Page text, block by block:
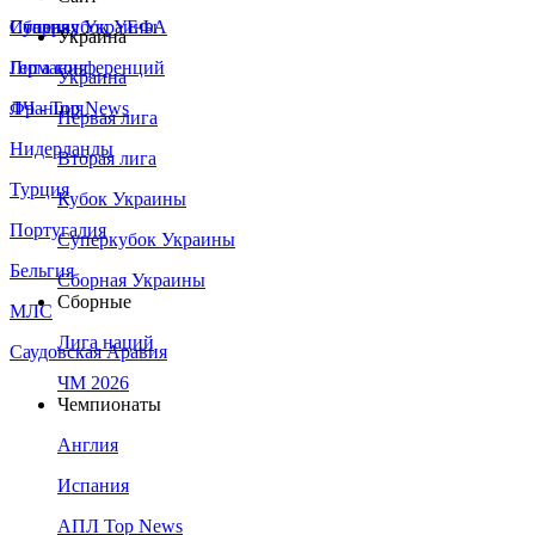
Сборная Украины
Италия
Германия
Франция
Нидерланды
Турция
Португалия
Бельгия
МЛС
Саудовская Аравия
Суперкубок УЕФА
Лига конференций
ЛЧ - Top News
Украина
Украина
Первая лига
Вторая лига
Кубок Украины
Суперкубок Украины
Сборная Украины
Сборные
Лига наций
ЧМ 2026
Чемпионаты
Англия
Испания
АПЛ Top News